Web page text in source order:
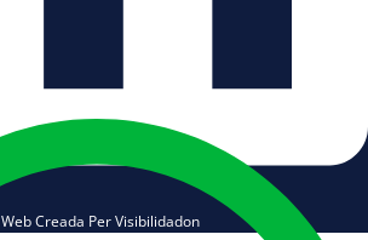
Web Creada Per Visibilidadon